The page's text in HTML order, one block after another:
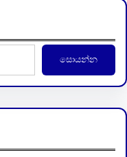
සොයන්න